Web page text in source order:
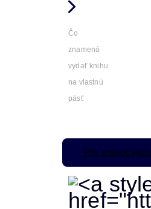
Čo
znamená
vydať knihu
na vlastnú
päsť
Pre pokročilých